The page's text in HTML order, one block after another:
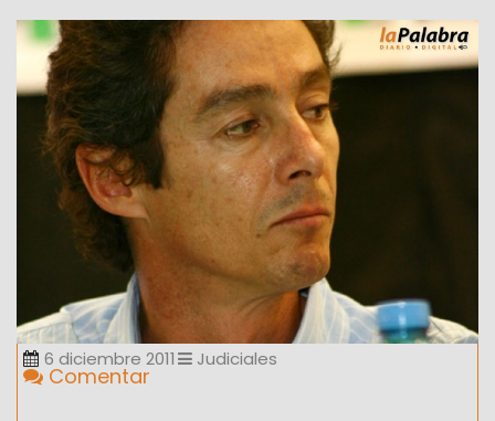
6 diciembre 2011 Judiciales
Comentar